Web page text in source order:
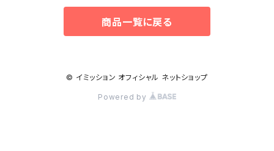
商品一覧に戻る
© イミッション オフィシャル ネットショップ
Powered by